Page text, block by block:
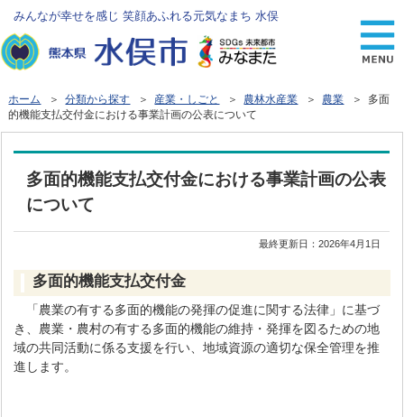
みんなが幸せを感じ 笑顔あふれる元気なまち 水俣
ホーム ＞分類から探す ＞ 産業・しごと ＞ 農林水産業 ＞ 農業 ＞ 多面
的機能支払交付金における事業計画の公表について
多面的機能支払交付金における事業計画の公表
について
最終更新日：2026年4月1日
多面的機能支払交付金
「農業の有する多面的機能の発揮の促進に関する法律」に基づ
き、農業・農村の有する多面的機能の維持・発揮を図るための地
域の共同活動に係る支援を行い、地域資源の適切な保全管理を推
進します。